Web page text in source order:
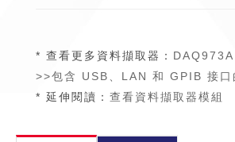
* 查看更多資料擷取器：
>>包含 USB、LAN 和 GPIB 接口
* 延伸閱讀： 查看資料擷取器模組